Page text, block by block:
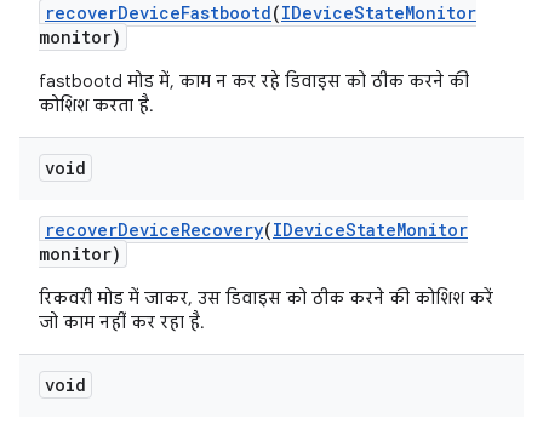
recoverDeviceFastbootd(IDeviceStateMonitor
monitor)
fastbootd मोड में, काम न कर रहे डिवाइस को ठीक करने की
कोशिश करता है.
void
recoverDeviceRecovery(IDeviceStateMonitor
monitor)
रिकवरी मोड में जाकर, उस डिवाइस को ठीक करने की कोशिश करें
जो काम नहीं कर रहा है.
void